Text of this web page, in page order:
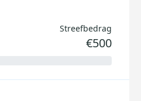
Streefbedrag
€500